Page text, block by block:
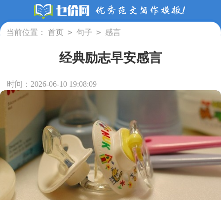
当前位置： 首页 > 句子 > 感言
经典励志早安感言
时间：2026-06-10 19:08:09